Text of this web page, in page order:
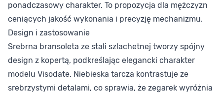
ponadczasowy charakter. To propozycja dla mężczyzn
ceniących jakość wykonania i precyzję mechanizmu.
Design i zastosowanie
Srebrna bransoleta ze stali szlachetnej tworzy spójny
design z kopertą, podkreślając elegancki charakter
modelu Visodate. Niebieska tarcza kontrastuje ze
srebrzystymi detalami, co sprawia, że zegarek wyróżnia